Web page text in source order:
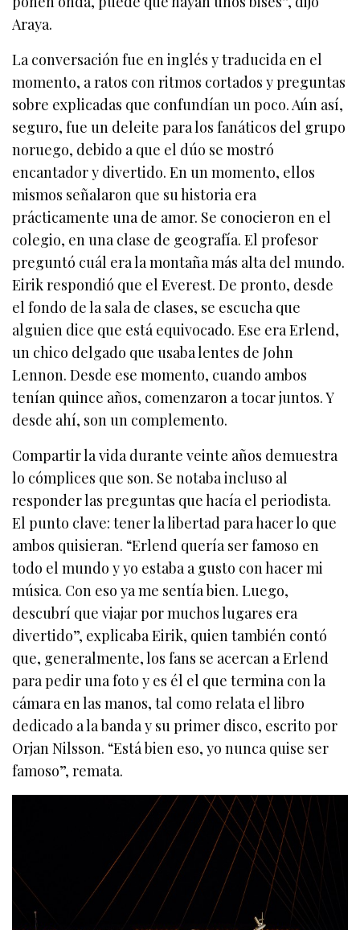
Araya.
La conversación fue en inglés y traducida en el
momento, a ratos con ritmos cortados y preguntas
sobre explicadas que confundían un poco. Aún así,
seguro, fue un deleite para los fanáticos del grupo
noruego, debido a que el dúo se mostró
encantador y divertido. En un momento, ellos
mismos señalaron que su historia era
prácticamente una de amor. Se conocieron en el
colegio, en una clase de geografía. El profesor
preguntó cuál era la montaña más alta del mundo.
Eirik respondió que el Everest. De pronto, desde
el fondo de la sala de clases, se escucha que
alguien dice que está equivocado. Ese era Erlend,
un chico delgado que usaba lentes de John
Lennon. Desde ese momento, cuando ambos
tenían quince años, comenzaron a tocar juntos. Y
desde ahí, son un complemento.
Compartir la vida durante veinte años demuestra
lo cómplices que son. Se notaba incluso al
responder las preguntas que hacía el periodista.
El punto clave: tener la libertad para hacer lo que
ambos quisieran. “Erlend quería ser famoso en
todo el mundo y yo estaba a gusto con hacer mi
música. Con eso ya me sentía bien. Luego,
descubrí que viajar por muchos lugares era
divertido”, explicaba Eirik, quien también contó
que, generalmente, los fans se acercan a Erlend
para pedir una foto y es él el que termina con la
cámara en las manos, tal como relata el libro
dedicado a la banda y su primer disco, escrito por
Orjan Nilsson. “Está bien eso, yo nunca quise ser
famoso”, remata.